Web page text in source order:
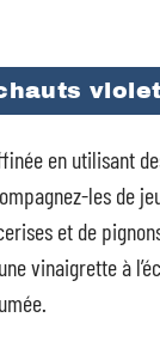
en utilisant
les de
et de
vinaigrette à